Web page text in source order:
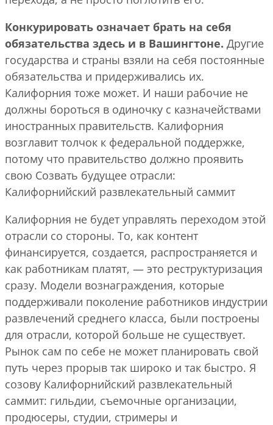
Конкурировать означает брать на себя
обязательства здесь и в Вашингтоне. Другие
государства и страны взяли на себя постоянные
обязательства и придерживались их.
Калифорния тоже может. И наши рабочие не
должны бороться в одиночку с казначействами
иностранных правительств. Калифорния
возглавит толчок к федеральной поддержке,
потому что правительство должно проявить
свою Созвать будущее отрасли:
Калифорнийский развлекательный саммит
Калифорния не будет управлять переходом этой
отрасли со стороны. То, как контент
финансируется, создается, распространяется и
как работникам платят, — это реструктуризация
сразу. Модели вознаграждения, которые
поддерживали поколение работников индустрии
развлечений среднего класса, были построены
для отрасли, которой больше не существует.
Рынок сам по себе не может планировать свой
путь через прорыв так широко и так быстро. Я
созову Калифорнийский развлекательный
саммит: гильдии, съемочные организации,
продюсеры, студии, стримеры и